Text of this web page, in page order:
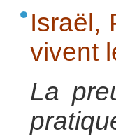
Israël,
vivent
La